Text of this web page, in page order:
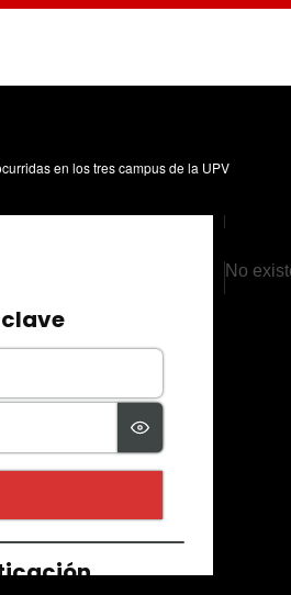
en los tres campus de la UPV
No